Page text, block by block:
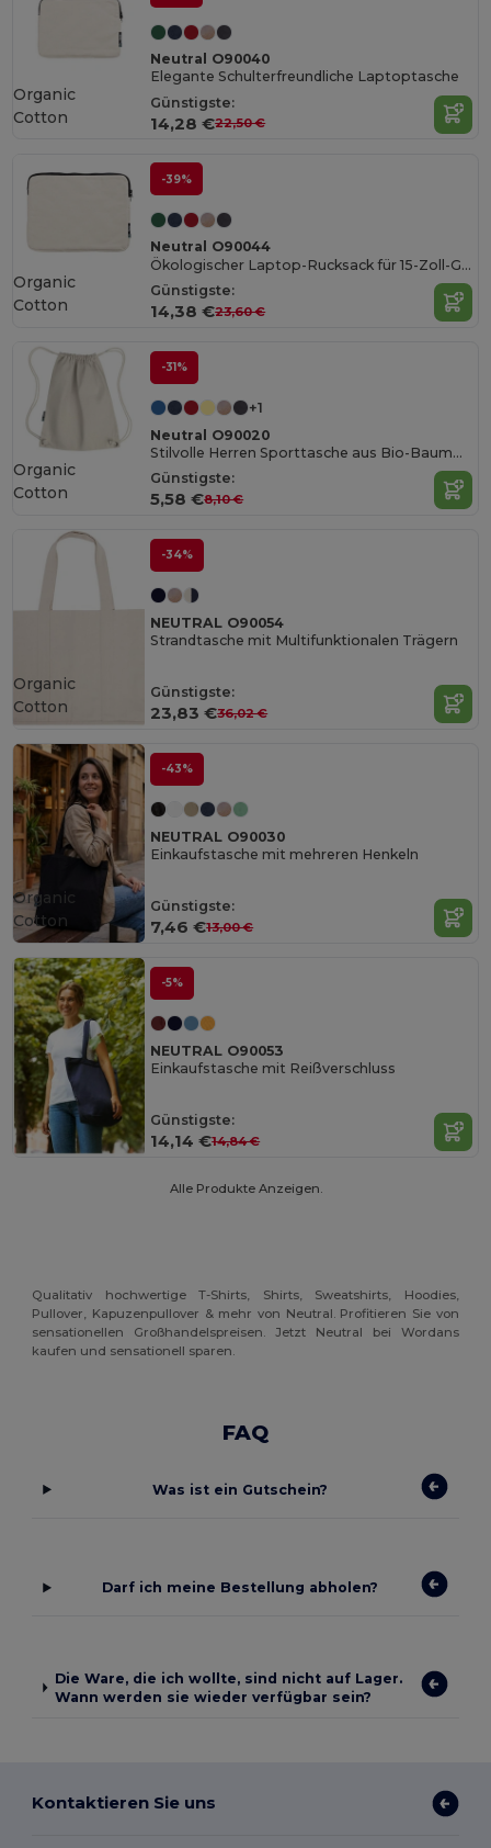
Neutral O90040
Elegante Schulterfreundliche Laptoptasche
Günstigste:
14,28 €22,50 €
Organic
Cotton
-39%
Neutral O90044
Ökologischer Laptop-Rucksack für 15-Zoll-Geräte
Günstigste:
14,38 €23,60 €
Organic
Cotton
-31%
+1
Neutral O90020
Stilvolle Herren Sporttasche aus Bio-Baumwolle
Günstigste:
5,58 €8,10 €
Organic
Cotton
-34%
NEUTRAL O90054
Strandtasche mit Multifunktionalen Trägern
Günstigste:
23,83 €36,02 €
Organic
Cotton
-43%
NEUTRAL O90030
Einkaufstasche mit mehreren Henkeln
Günstigste:
7,46 €13,00 €
Organic
Cotton
-5%
NEUTRAL O90053
Einkaufstasche mit Reißverschluss
Günstigste:
14,14 €14,84 €
Alle Produkte Anzeigen.
Qualitativ hochwertige T-Shirts, Shirts, Sweatshirts, Hoodies,
Pullover, Kapuzenpullover & mehr von Neutral. Profitieren Sie von
sensationellen Großhandelspreisen. Jetzt Neutral bei Wordans
kaufen und sensationell sparen.
FAQ
Was ist ein Gutschein?
Darf ich meine Bestellung abholen?
Die Ware, die ich wollte, sind nicht auf Lager.
Wann werden sie wieder verfügbar sein?
Kontaktieren Sie uns